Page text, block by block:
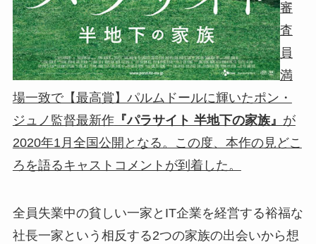
審
査
員
満
場一致で【最高賞】パルムドールに輝いたポン・
ジュノ監督最新作『パラサイト 半地下の家族』 が
2020年1月全国公開となる。この度、本作の見どこ
ろを語るキャストコメントが到着した。
全員失業中の貧しい一家とIT企業を経営する裕福な
社長一家という相反する2つの家族の出会いから想